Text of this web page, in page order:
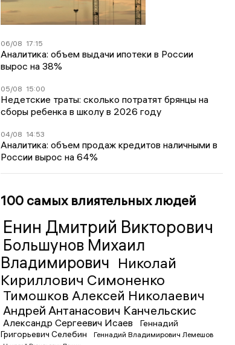
06/08 17:15
Аналитика: объем выдачи ипотеки в России
вырос на 38%
05/08 15:00
Недетские траты: сколько потратят брянцы на
сборы ребенка в школу в 2026 году
04/08 14:53
Аналитика: объем продаж кредитов наличными в
России вырос на 64%
100 самых влиятельных людей
Енин Дмитрий Викторович
Большунов Михаил
Владимирович Николай
Кириллович Симоненко
Тимошков Алексей Николаевич
Андрей Антанасович Канчельскис
Александр Сергеевич Исаев
Геннадий
Григорьевич Селебин
Геннадий Владимирович Лемешов